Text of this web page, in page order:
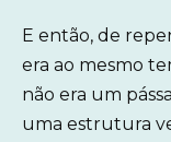
E então, de
era ao mesmo
não era um
uma estrutura